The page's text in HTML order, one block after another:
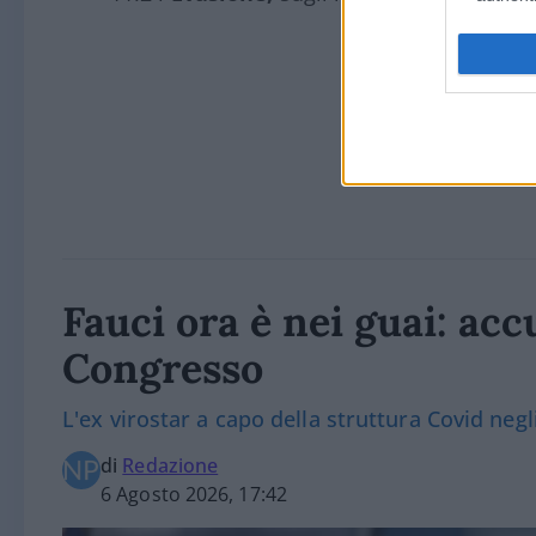
Fauci ora è nei guai:
Congresso
L'ex virostar a capo della struttura Covid
di Redazione
6 Agosto 2026, 17:42